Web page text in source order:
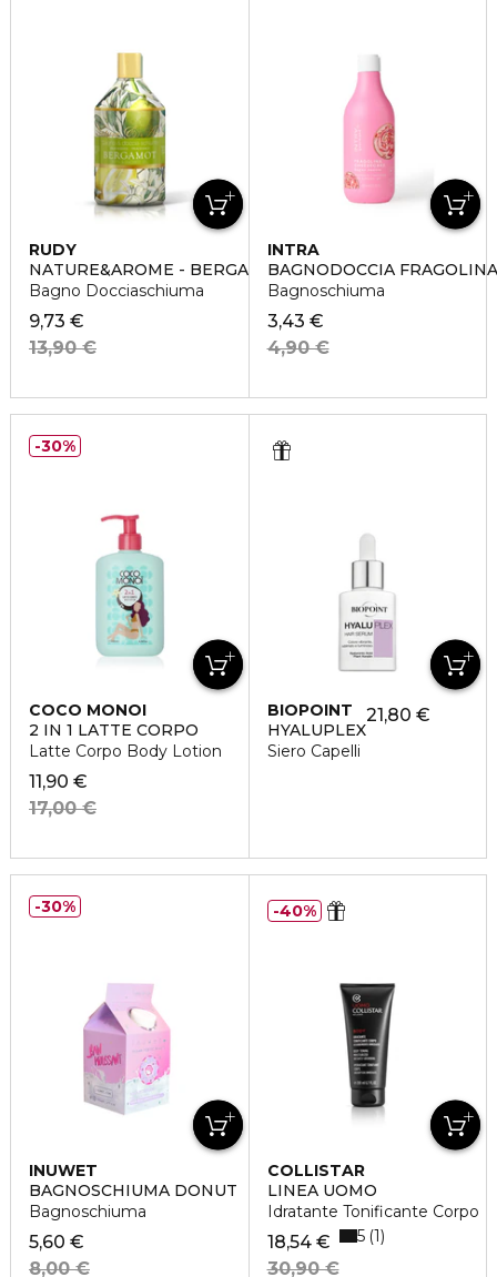
RUDY
NATURE&AROME - BERGAMOTTO
Bagno Docciaschiuma
9,73 €
13,90 €
INTRA
BAGNODOCCIA
Bagnoschiuma
3,43 €
4,90 €
COCO MONOI
2 IN 1 LATTE CORPO
Latte Corpo Body Lotion
11,90 €
17,00 €
30%
BIOPOINT
HYALUPLEX
Siero Capelli
21,80 €
INUWET
BAGNOSCHIUMA DONUT
Bagnoschiuma
5,60 €
8,00 €
30%
COLLISTAR
LINEA UOMO
Idratante Tonificante Corpo
18,54 €
30,90 €
5 1
40%